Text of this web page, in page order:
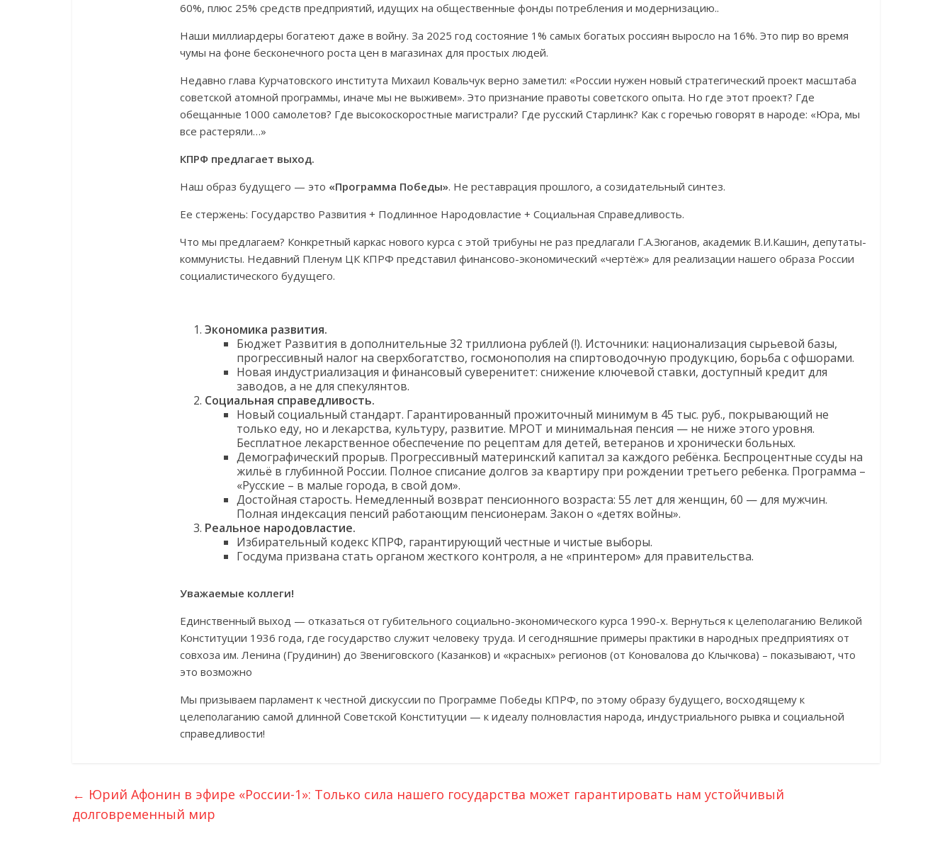
60%, плюс 25% средств предприятий, идущих на общественные фонды потребления и модернизацию..
Наши миллиардеры богатеют даже в войну. За 2025 год состояние 1% самых богатых россиян выросло на 16%. Это пир во время
чумы на фоне бесконечного роста цен в магазинах для простых людей.
Недавно глава Курчатовского института Михаил Ковальчук верно заметил: «России нужен новый стратегический проект масштаба
советской атомной программы, иначе мы не выживем». Это признание правоты советского опыта. Но где этот проект? Где
обещанные 1000 самолетов? Где высокоскоростные магистрали? Где русский Старлинк? Как с горечью говорят в народе: «Юра, мы
все растеряли…»
КПРФ предлагает выход.
Наш образ будущего — это «Программа Победы». Не реставрация прошлого, а созидательный синтез.
Ее стержень: Государство Развития + Подлинное Народовластие + Социальная Справедливость.
Что мы предлагаем? Конкретный каркас нового курса с этой трибуны не раз предлагали Г.А.Зюганов, академик В.И.Кашин, депутаты-
коммунисты. Недавний Пленум ЦК КПРФ представил финансово-экономический «чертёж» для реализации нашего образа России
социалистического будущего.
Экономика развития.
Бюджет Развития в дополнительные 32 триллиона рублей (!). Источники: национализация сырьевой базы,
прогрессивный налог на сверхбогатство, госмонополия на спиртоводочную продукцию, борьба с офшорами.
Новая индустриализация и финансовый суверенитет: снижение ключевой ставки, доступный кредит для
заводов, а не для спекулянтов.
Социальная справедливость.
Новый социальный стандарт. Гарантированный прожиточный минимум в 45 тыс. руб., покрывающий не
только еду, но и лекарства, культуру, развитие. МРОТ и минимальная пенсия — не ниже этого уровня.
Бесплатное лекарственное обеспечение по рецептам для детей, ветеранов и хронически больных.
Демографический прорыв. Прогрессивный материнский капитал за каждого ребёнка. Беспроцентные ссуды на
жильё в глубинной России. Полное списание долгов за квартиру при рождении третьего ребенка. Программа –
«Русские – в малые города, в свой дом».
Достойная старость. Немедленный возврат пенсионного возраста: 55 лет для женщин, 60 — для мужчин.
Полная индексация пенсий работающим пенсионерам. Закон о «детях войны».
Реальное народовластие.
Избирательный кодекс КПРФ, гарантирующий честные и чистые выборы.
Госдума призвана стать органом жесткого контроля, а не «принтером» для правительства.
Уважаемые коллеги!
Единственный выход — отказаться от губительного социально-экономического курса 1990-х. Вернуться к целеполаганию Великой
Конституции 1936 года, где государство служит человеку труда. И сегодняшние примеры практики в народных предприятиях от
совхоза им. Ленина (Грудинин) до Звениговского (Казанков) и «красных» регионов (от Коновалова до Клычкова) – показывают, что
это возможно
Мы призываем парламент к честной дискуссии по Программе Победы КПРФ, по этому образу будущего, восходящему к
целеполаганию самой длинной Советской Конституции — к идеалу полновластия народа, индустриального рывка и социальной
справедливости!
← Юрий Афонин в эфире «России-1»: Только сила нашего государства может гарантировать нам устойчивый
долговременный мир